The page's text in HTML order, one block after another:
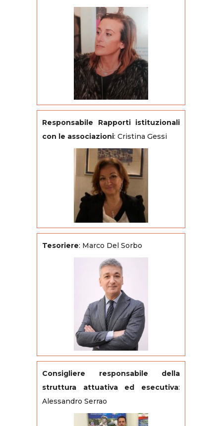
Responsabile Rapporti istituzionali
con le associazioni: Cristina Gessi
Tesoriere: Marco Del Sorbo
Consigliere responsabile della
struttura attuativa ed esecutiva:
Alessandro Serrao